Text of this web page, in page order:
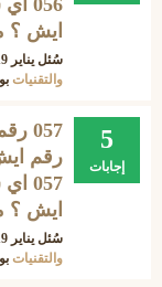
ايش ؟
سُئل يناير 19، 2020
والتقنيات
5
إجابات
ايش ؟
سُئل يناير 19، 2020
والتقنيات